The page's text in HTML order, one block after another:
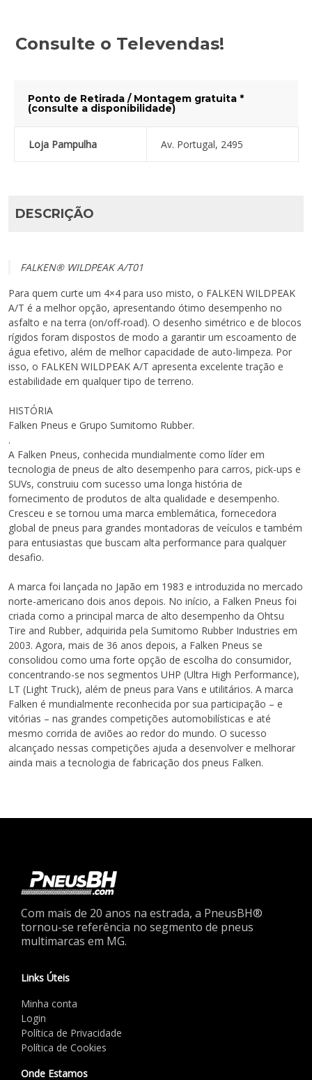
Consulte o Televendas!
Ponto de Retirada / Montagem gratuita *
(consulte a disponibilidade)
Loja Pampulha Av. Portugal, 2495
DESCRIÇÃO
FALKEN® WILDPEAK A/T01
Para quem curte um 4×4 para uso misto, o FALKEN WILDPEAK
A/T é a melhor opção, apresentando ótimo desempenho no
asfalto e na terra (on/off-road). O desenho simétrico e de blocos
rígidos foram dispostos de modo a garantir um escoamento de
água efetivo, além de melhor capacidade de auto-limpeza. Por
isso, o FALKEN WILDPEAK A/T apresenta excelente tração e
estabilidade em qualquer tipo de terreno.
HISTÓRIA
Falken Pneus e Grupo Sumitomo Rubber.
.
A Falken Pneus, conhecida mundialmente como líder em
tecnologia de pneus de alto desempenho para carros, pick-ups e
SUVs, construiu com sucesso uma longa história de
fornecimento de produtos de alta qualidade e desempenho.
Cresceu e se tornou uma marca emblemática, fornecedora
global de pneus para grandes montadoras de veículos e também
para entusiastas que buscam alta performance para qualquer
desafio.
A marca foi lançada no Japão em 1983 e introduzida no mercado
norte-americano dois anos depois. No início, a Falken Pneus foi
criada como a principal marca de alto desempenho da Ohtsu
Tire and Rubber, adquirida pela Sumitomo Rubber Industries em
2003. Agora, mais de 36 anos depois, a Falken Pneus se
consolidou como uma forte opção de escolha do consumidor,
concentrando-se nos segmentos UHP (Ultra High Performance),
LT (Light Truck), além de pneus para Vans e utilitários. A marca
Falken é mundialmente reconhecida por sua participação – e
vitórias – nas grandes competições automobilísticas e até
mesmo corrida de aviões ao redor do mundo. O sucesso
alcançado nessas competições ajuda a desenvolver e melhorar
ainda mais a tecnologia de fabricação dos pneus Falken.
Com mais de 20 anos na estrada, a PneusBH®
tornou-se referência no segmento de pneus
multimarcas em MG.
Links Úteis
Minha conta
Login
Política de Privacidade
Política de Cookies
Onde Estamos